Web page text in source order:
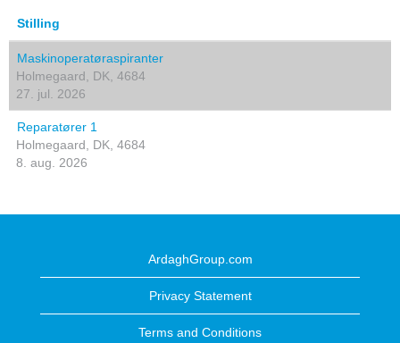
Stilling
Maskinoperatøraspiranter
Holmegaard, DK, 4684
27. jul. 2026
Reparatører 1
Holmegaard, DK, 4684
8. aug. 2026
ArdaghGroup.com
Privacy Statement
Terms and Conditions